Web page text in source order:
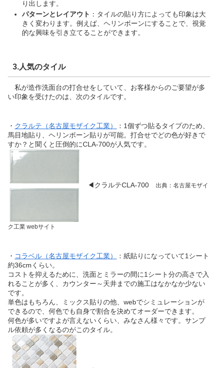
り出します。
パターンとレイアウト ：タイルの貼り方によっても印象は大
きく変わります。例えば、ヘリンボーンにすることで、視覚
的な興味を引き立てることができます。
3.人気のタイル
私が造作洗面台の打合せをしていて、お客様からのご要望が多
い印象を受けたのは、次のタイルです。
・ クラルテ（名古屋モザイク工業）
：1個ずつ貼るタイプのため、
馬目地貼り、ヘリンボーン貼りが可能。打合せでどの色が好きで
すか？と聞くと圧倒的にCLA-700が人気です。
◀クラルテCLA-700 出典：名古屋モザイ
ク工業 webサイト
・ コラベル（名古屋モザイク工業）
：紙貼りになっていて1シート
約36cmくらい。
コストを抑えるために、洗面とミラーの間に1シート分の高さで入
れることが多く、カウンター～天井までの施工はなかなか少ない
です。
単色はもちろん、ミックス貼りの他、webでシミュレーションが
できるので、何色でも自身で割合を決めてオーダーできます。
何色が多いですよが言えないくらい、みなさん様々です。サンプ
ル依頼が多くなるのがこのタイル。